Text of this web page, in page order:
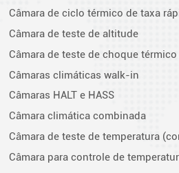
Câmara de ciclo térmico de taxa
Câmara de teste de altitude
Câmara de teste de choque térmico
Câmaras climáticas walk-in
Câmaras HALT e HASS
Câmara climática combinada
Câmara de teste de temperatura
Câmara para controle de